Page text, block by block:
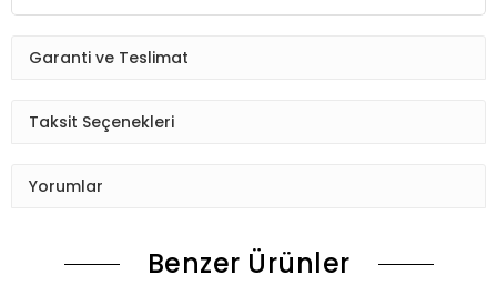
Garanti ve Teslimat
Taksit Seçenekleri
Yorumlar
Benzer Ürünler